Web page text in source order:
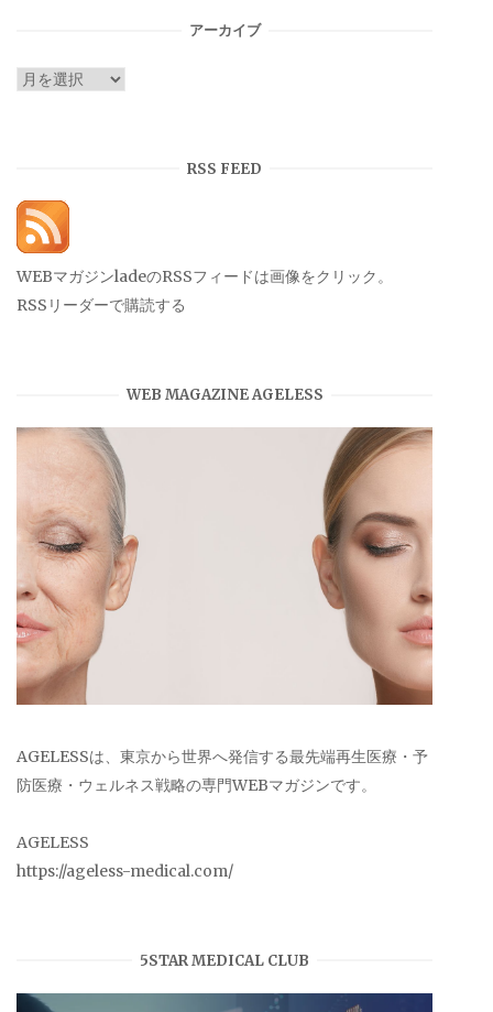
アーカイブ
ア
RSS FEED
WEBマガジンladeのRSSフィードは画像をクリック。
RSSリーダーで購読する
WEB MAGAZINE AGELESS
AGELESSは、東京から世界へ発信する最先端再生医療・予
防医療・ウェルネス戦略の専門WEBマガジンです。
AGELESS
https://ageless-medical.com/
5STAR MEDICAL CLUB